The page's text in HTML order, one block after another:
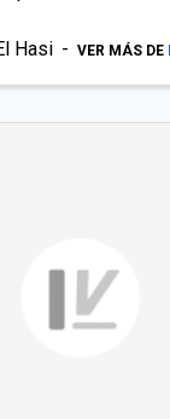
Hasi VER MÁS DE